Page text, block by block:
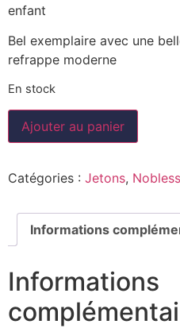
enfant
Bel exemplaire avec une
refrappe moderne
En stock
Ajouter au panier
Catégories : Jetons,
Informations
Informations